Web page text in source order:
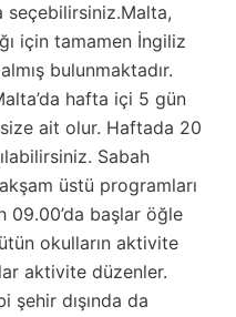
seçebilirsiniz.Malta,
için tamamen İngiliz
bulunmaktadır.
hafta içi 5 gün
size ait olur. Haftada 20
Sabah
üstü programları
09.00’da başlar öğle
okulların aktivite
aktivite düzenler.
dışında da